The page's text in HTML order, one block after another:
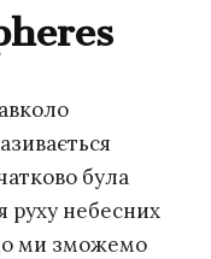
була
руху небесних
ми зможемо